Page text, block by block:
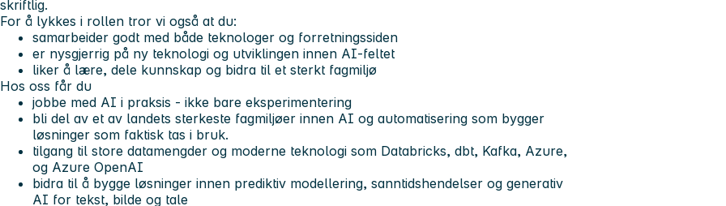
skriftlig.
For å lykkes i rollen tror vi også at du:
samarbeider godt med både teknologer og forretningssiden
er nysgjerrig på ny teknologi og utviklingen innen AI-feltet
liker å lære, dele kunnskap og bidra til et sterkt fagmiljø
Hos oss får du
jobbe med AI i praksis - ikke bare eksperimentering
bli del av et av landets sterkeste fagmiljøer innen AI og automatisering som bygger
løsninger som faktisk tas i bruk.
tilgang til store datamengder og moderne teknologi som Databricks, dbt, Kafka, Azure,
og Azure OpenAI
bidra til å bygge løsninger innen prediktiv modellering, sanntidshendelser og generativ
AI for tekst, bilde og tale